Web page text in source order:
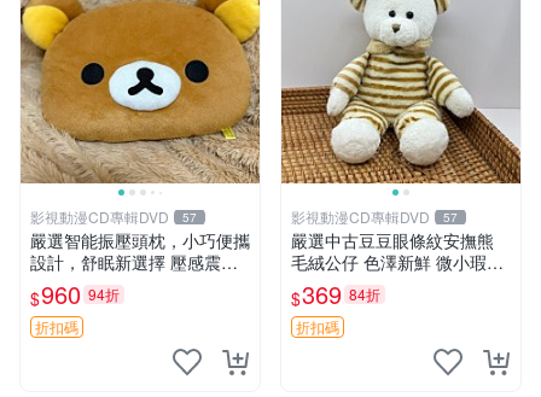
影視動漫CD專輯DVD 57
嚴選智能振壓頭枕，小巧便攜
設計，舒眠新選擇 壓感震動
頭枕 確切尺寸 小巧便攜
$960 94折
折扣碼
影視動漫CD專輯DVD 57
嚴選中古豆豆眼條紋安撫熊
毛絨公仔 色澤新鮮 微小瑕疵
可收藏 中古 安撫熊 條紋公仔
$369 84折
折扣碼